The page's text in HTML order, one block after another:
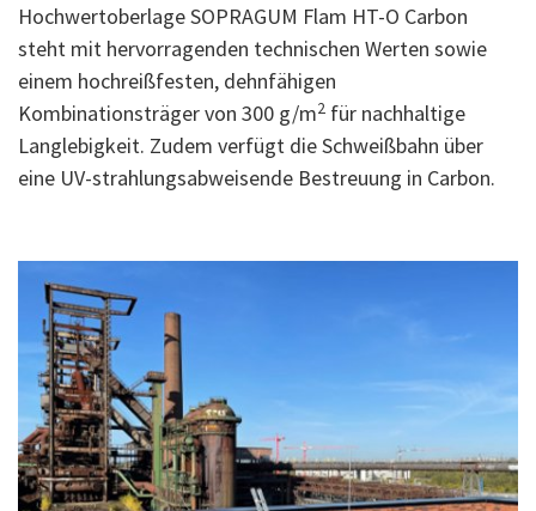
Hochwertoberlage SOPRAGUM Flam HT-O Carbon
steht mit hervorragenden technischen Werten sowie
einem hochreißfesten, dehnfähigen
Kombinationsträger von 300 g/m2 für nachhaltige
Langlebigkeit. Zudem verfügt die Schweißbahn über
eine UV-strahlungsabweisende Bestreuung in Carbon.